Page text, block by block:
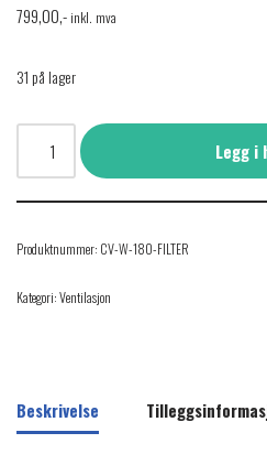
799,00,- inkl. mva
31 på lager
Legg i
Produktnummer: CV-W-180-FILTER
Kategori:Ventilasjon
Beskrivelse